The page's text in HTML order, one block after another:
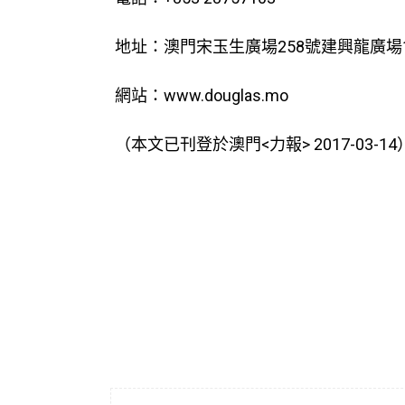
地址：澳門宋玉生廣場258號建興龍廣
網站：www.douglas.mo
（本文已刊登於澳門<力報> 2017-03-14）